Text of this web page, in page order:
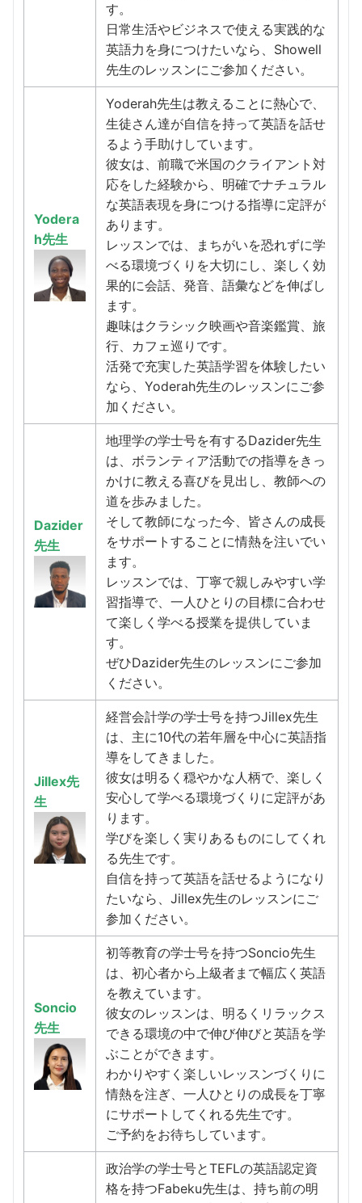
す。
日常生活やビジネスで使える実践的な
英語力を身につけたいなら、Showell
先生のレッスンにご参加ください。
Yodera
h先生
Yoderah先生は教えることに熱心で、
生徒さん達が自信を持って英語を話せ
るよう手助けしています。
彼女は、前職で米国のクライアント対
応をした経験から、明確でナチュラル
な英語表現を身につける指導に定評が
あります。
レッスンでは、まちがいを恐れずに学
べる環境づくりを大切にし、楽しく効
果的に会話、発音、語彙などを伸ばし
ます。
趣味はクラシック映画や音楽鑑賞、旅
行、カフェ巡りです。
活発で充実した英語学習を体験したい
なら、Yoderah先生のレッスンにご参
加ください。
Dazider
先生
地理学の学士号を有するDazider先生
は、ボランティア活動での指導をきっ
かけに教える喜びを見出し、教師への
道を歩みました。
そして教師になった今、皆さんの成長
をサポートすることに情熱を注いでい
ます。
レッスンでは、丁寧で親しみやすい学
習指導で、一人ひとりの目標に合わせ
て楽しく学べる授業を提供していま
す。
ぜひDazider先生のレッスンにご参加
ください。
Jillex先
生
経営会計学の学士号を持つJillex先生
は、主に10代の若年層を中心に英語指
導をしてきました。
彼女は明るく穏やかな人柄で、楽しく
安心して学べる環境づくりに定評があ
ります。
学びを楽しく実りあるものにしてくれ
る先生です。
自信を持って英語を話せるようになり
たいなら、Jillex先生のレッスンにご
参加ください。
Soncio
先生
初等教育の学士号を持つSoncio先生
は、初心者から上級者まで幅広く英語
を教えています。
彼女のレッスンは、明るくリラックス
できる環境の中で伸び伸びと英語を学
ぶことができます。
わかりやすく楽しいレッスンづくりに
情熱を注ぎ、一人ひとりの成長を丁寧
にサポートしてくれる先生です。
ご予約をお待ちしています。
政治学の学士号とTEFLの英語認定資
格を持つFabeku先生は、持ち前の明